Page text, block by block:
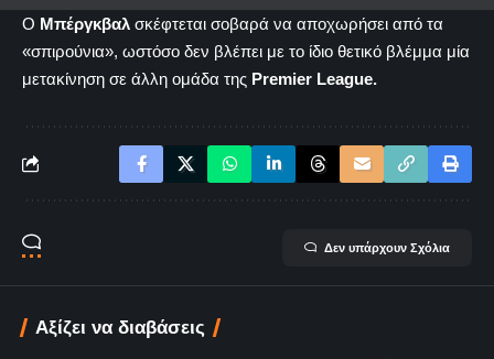
Ο Μπέργκβαλ σκέφτεται σοβαρά να αποχωρήσει από τα
«σπιρούνια», ωστόσο δεν βλέπει με το ίδιο θετικό βλέμμα μία
μετακίνηση σε άλλη ομάδα της Premier League.
Δεν υπάρχουν Σχόλια
Αξίζει να διαβάσεις